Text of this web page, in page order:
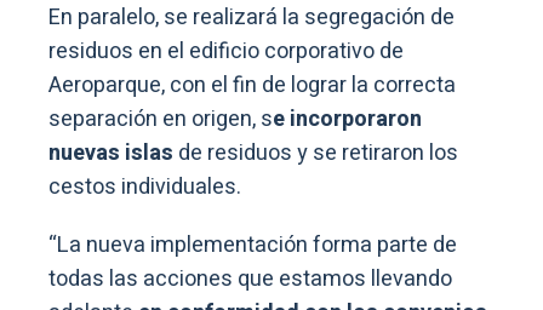
En paralelo, se realizará la segregación de
residuos en el edificio corporativo de
Aeroparque, con el fin de lograr la correcta
separación en origen, se incorporaron
nuevas islas de residuos y se retiraron los
cestos individuales.
“La nueva implementación forma parte de
todas las acciones que estamos llevando